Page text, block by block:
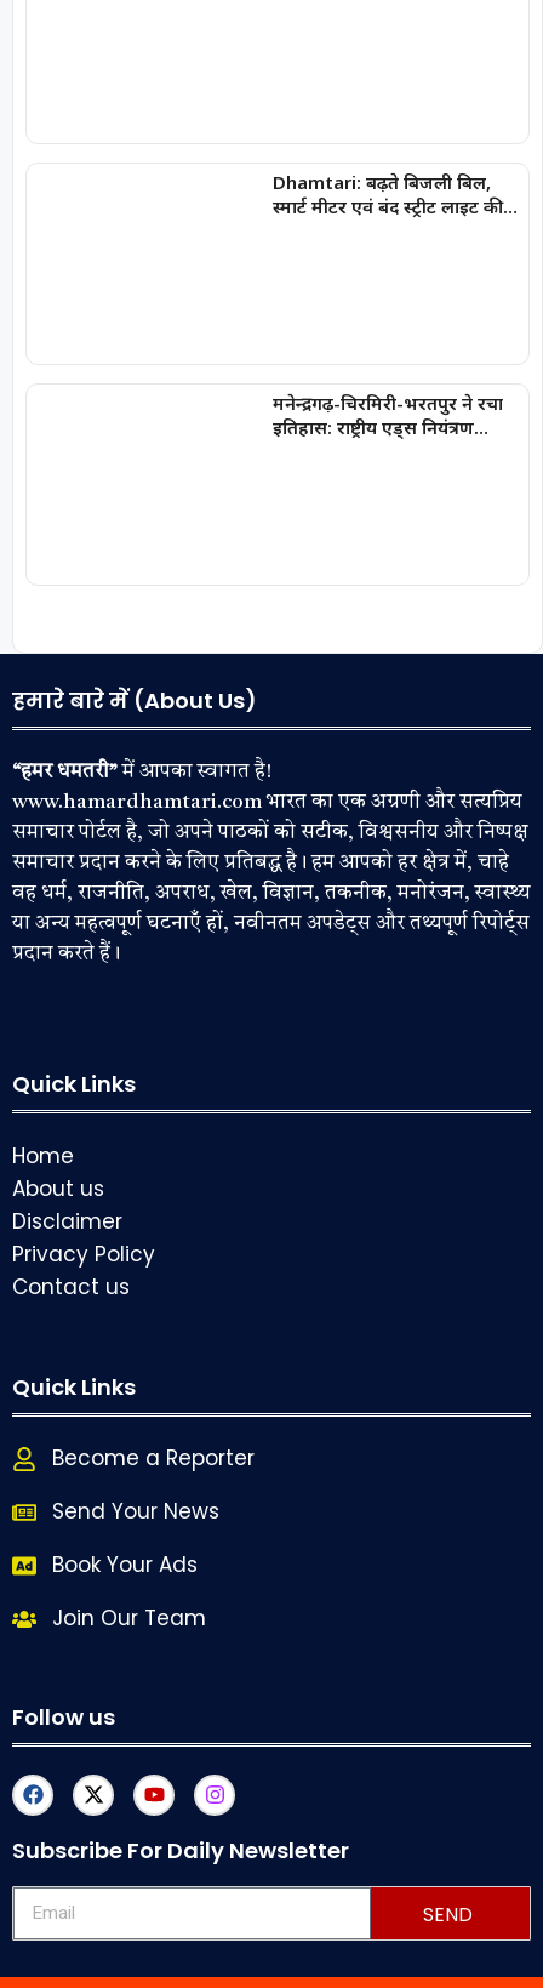
Dhamtari: बढ़ते बिजली बिल,
स्मार्ट मीटर एवं बंद स्ट्रीट लाइट की
मनेन्द्रगढ़-चिरमिरी-भरतपुर ने रचा
इतिहास: राष्ट्रीय एड्स नियंत्रण
हमारे बारे में (About Us)
“हमर धमतरी”में आपका स्वागत है!
www.hamardhamtari.com भारत का एक अग्रणी और सत्यप्रिय
समाचार पोर्टल है, जो अपने पाठकों को सटीक, विश्वसनीय और निष्पक्ष
समाचार प्रदान करने के लिए प्रतिबद्ध है। हम आपको हर क्षेत्र में, चाहे
वह धर्म, राजनीति, अपराध, खेल, विज्ञान, तकनीक, मनोरंजन, स्वास्थ्य
या अन्य महत्वपूर्ण घटनाएँ हों, नवीनतम अपडेट्स और तथ्यपूर्ण रिपोर्ट्स
प्रदान करते हैं।
Quick Links
Home
About us
Disclaimer
Privacy Policy
Contact us
Quick Links
Become a Reporter
Send Your News
Book Your Ads
Join Our Team
Follow us
Subscribe For Daily Newsletter
SEND